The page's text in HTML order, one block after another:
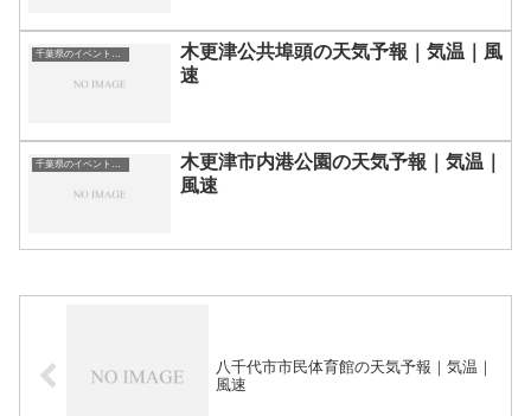
木更津公共埠頭の天気予報｜気温｜風
速
木更津市内港公園の天気予報｜気温｜
風速
八千代市市民体育館の天気予報｜気温｜
風速